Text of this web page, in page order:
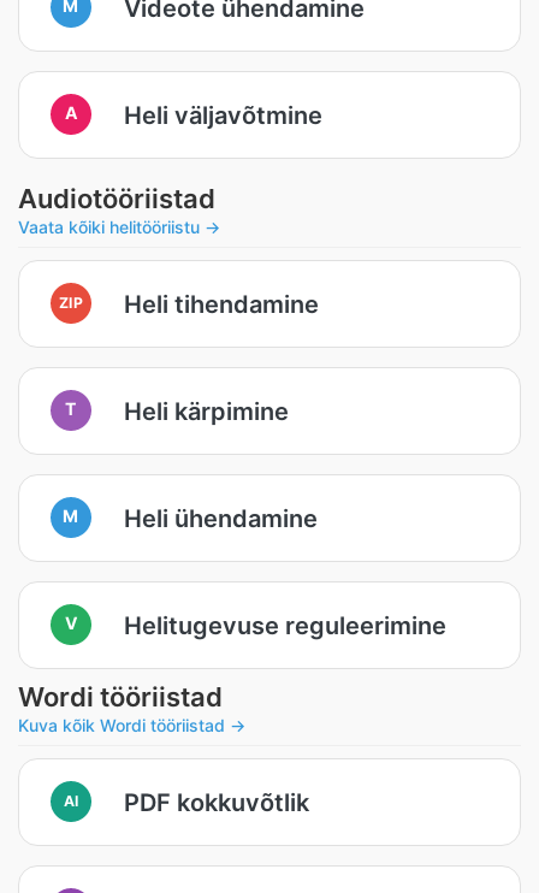
M Videote ühendamine
A Heli väljavõtmine
Audiotööriistad
Vaata kõiki helitööriistu →
ZIP Heli tihendamine
T Heli kärpimine
M Heli ühendamine
V Helitugevuse reguleerimine
Wordi tööriistad
Kuva kõik Wordi tööriistad →
AI PDF kokkuvõtlik